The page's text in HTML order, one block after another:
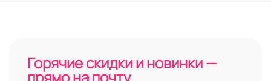
Горячие скидки и новинки —